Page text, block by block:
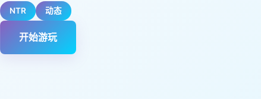
NTR 动态
开始游玩